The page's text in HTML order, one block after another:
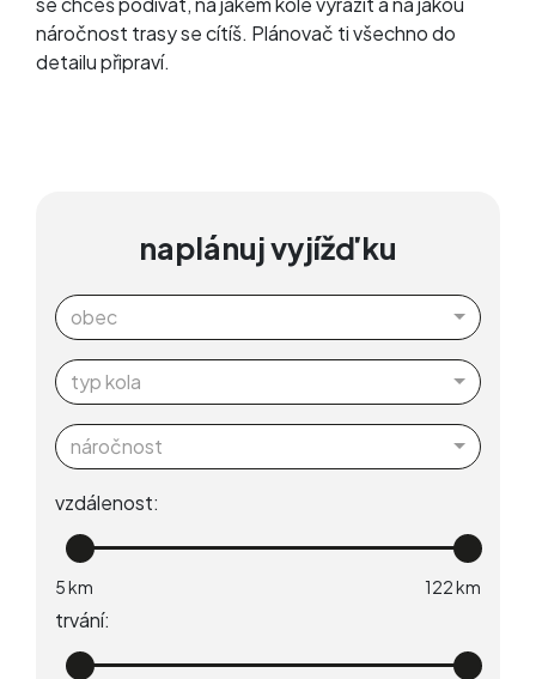
náročnost trasy se cítíš. Plánovač ti všechno do
detailu připraví.
naplánuj vyjížďku
obec
typ kola
náročnost
vzdálenost:
trvání: